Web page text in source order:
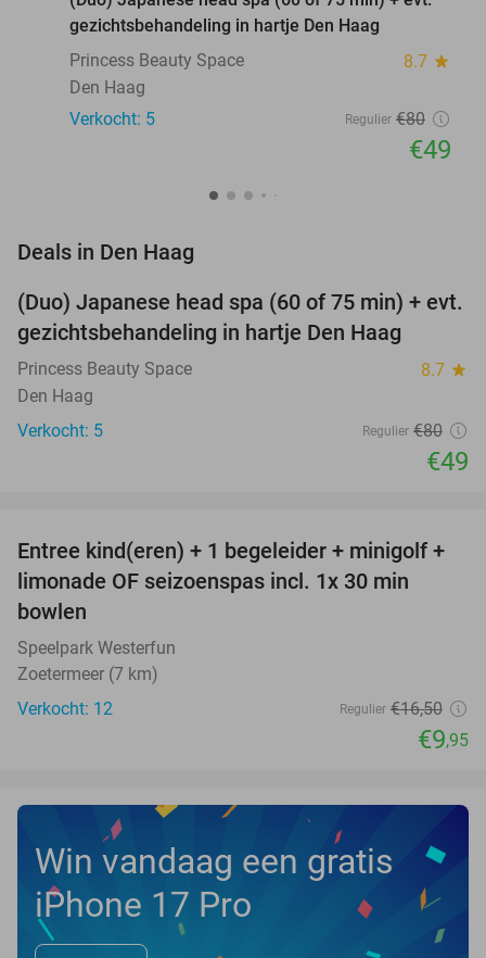
gezichtsbehandeling in hartje Den Haag
Princess Beauty Space
8.7 star
Den Haag
Verkocht: 5
Regulier €80
€49
Deals in Den Haag
39%
NEW
TODAY
(Duo) Japanese head spa (60 of 75 min) + evt.
gezichtsbehandeling in hartje Den Haag
Princess Beauty Space 8.7 star
Den Haag
Verkocht: 5
Regulier €80
€49
40%
TODAY
Entree kind(eren) + 1 begeleider + minigolf +
limonade OF seizoenspas incl. 1x 30 min
bowlen
Speelpark Westerfun
Zoetermeer (7 km)
Verkocht: 12
Regulier €16,50
€9,95
Win vandaag een gratis
iPhone 17 Pro